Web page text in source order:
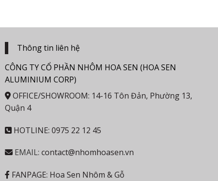
Thông tin liên hệ
CÔNG TY CỔ PHẦN NHÔM HOA SEN (HOA SEN
ALUMINIUM CORP)
OFFICE/SHOWROOM: 14-16 Tôn Đản, Phường 13,
Quận 4
HOTLINE: 0975 22 12 45
EMAIL: contact@nhomhoasen.vn
FANPAGE: Hoa Sen Nhôm & Gỗ